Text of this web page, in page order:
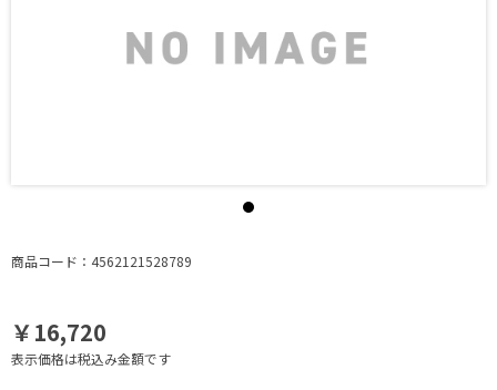
商品コード：4562121528789
￥16,720
表示価格は税込み金額です